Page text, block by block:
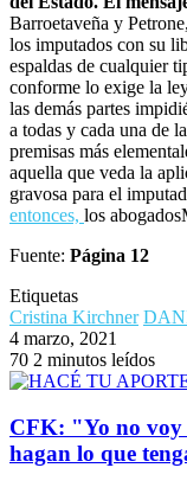
Barroetaveña y Petrone,
los imputados con su
espaldas de cualquier
conforme lo exige la
las demás partes
a todas y cada una de
premisas más
aquella que veda la
gravosa para el
entonces, los
Fuente: Página 12
Etiquetas
Cristina Kirchner
4 marzo, 2021
70 2 minutos leídos
CFK: "Yo no voy
hagan lo que